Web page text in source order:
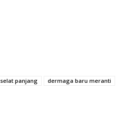
selat panjang dermaga baru meranti